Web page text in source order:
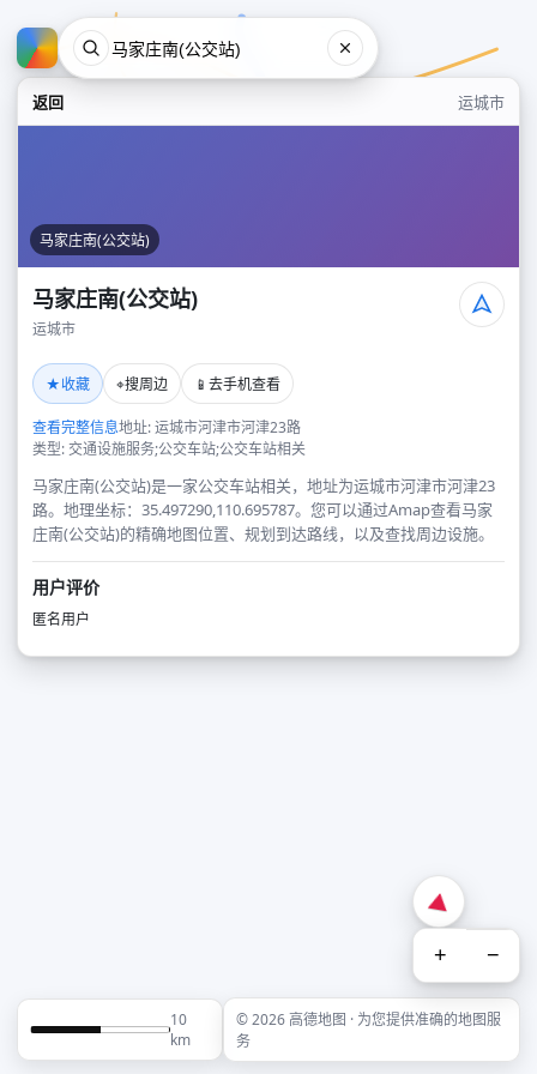
返回 运城市
马家庄南(公交站)
马家庄南(公交站)
运城市
★收藏 ⌖搜周边 📱 去手机查看
查看完整信息地址: 运城市河津市河津23路
类型: 交通设施服务;公交车站;公交车站相关
马家庄南(公交站)是一家公交车站相关，地址为运城市河津市河津23
路。地理坐标：35.497290,110.695787。您可以通过Amap查看马家
庄南(公交站)的精确地图位置、规划到达路线，以及查找周边设施。
用户评价
匿名用户
+ −
10
km
© 2026 高德地图 · 为您提供准确的地图服
务